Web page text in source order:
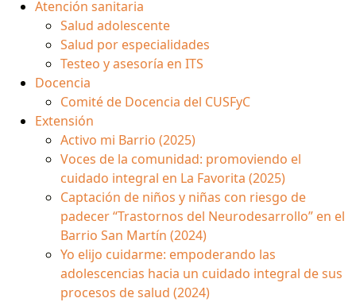
Atención sanitaria
Salud adolescente
Salud por especialidades
Testeo y asesoría en ITS
Docencia
Comité de Docencia del CUSFyC
Extensión
Activo mi Barrio (2025)
Voces de la comunidad: promoviendo el
cuidado integral en La Favorita (2025)
Captación de niños y niñas con riesgo de
padecer “Trastornos del Neurodesarrollo” en el
Barrio San Martín (2024)
Yo elijo cuidarme: empoderando las
adolescencias hacia un cuidado integral de sus
procesos de salud (2024)